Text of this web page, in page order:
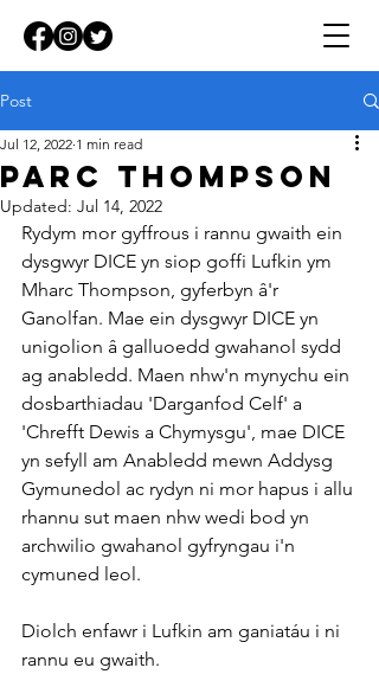
Post
Parc Thompson
Jul 12, 2022 1 min read
Updated: Jul 14, 2022
Rydym mor gyffrous i rannu gwaith ein
dysgwyr DICE yn siop goffi Lufkin ym
Mharc Thompson, gyferbyn â'r
Ganolfan. Mae ein dysgwyr DICE yn
unigolion â galluoedd gwahanol sydd
ag anabledd. Maen nhw'n mynychu ein
dosbarthiadau 'Darganfod Celf' a
'Chrefft Dewis a Chymysgu', mae DICE
yn sefyll am Anabledd mewn Addysg
Gymunedol ac rydyn ni mor hapus i allu
rhannu sut maen nhw wedi bod yn
archwilio gwahanol gyfryngau i'n
cymuned leol.
Diolch enfawr i Lufkin am ganiatáu i ni
rannu eu gwaith.